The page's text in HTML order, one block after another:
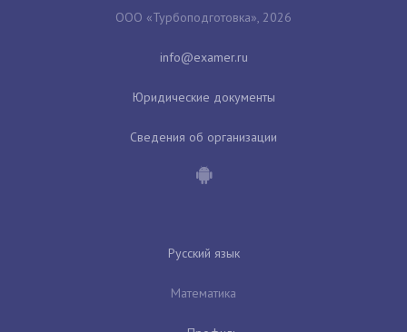
ООО «Турбоподготовка», 2026
Юридические документы
Сведения об организации
Русский язык
Математика